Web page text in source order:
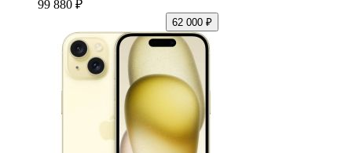
99 880 ₽
62 000 ₽